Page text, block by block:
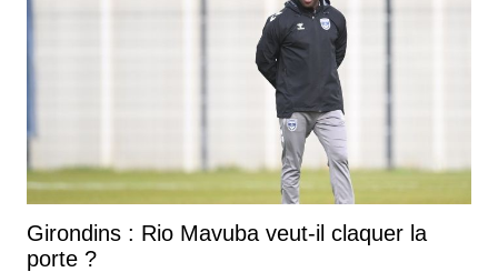
Girondins : Rio Mavuba veut-il claquer la
porte ?